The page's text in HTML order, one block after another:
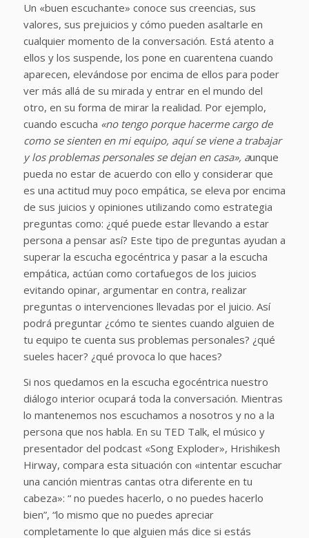
Un «buen escuchante» conoce sus creencias, sus
valores, sus prejuicios y cómo pueden asaltarle en
cualquier momento de la conversación. Está atento a
ellos y los suspende, los pone en cuarentena cuando
aparecen, elevándose por encima de ellos para poder
ver más allá de su mirada y entrar en el mundo del
otro, en su forma de mirar la realidad. Por ejemplo,
cuando escucha «no tengo porque hacerme cargo de
como se sienten en mi equipo, aquí se viene a trabajar
y los problemas personales se dejan en casa», aunque
pueda no estar de acuerdo con ello y considerar que
es una actitud muy poco empática, se eleva por encima
de sus juicios y opiniones utilizando como estrategia
preguntas como: ¿qué puede estar llevando a estar
persona a pensar así? Este tipo de preguntas ayudan a
superar la escucha egocéntrica y pasar a la escucha
empática, actúan como cortafuegos de los juicios
evitando opinar, argumentar en contra, realizar
preguntas o intervenciones llevadas por el juicio. Así
podrá preguntar ¿cómo te sientes cuando alguien de
tu equipo te cuenta sus problemas personales? ¿qué
sueles hacer? ¿qué provoca lo que haces?
Si nos quedamos en la escucha egocéntrica nuestro
diálogo interior ocupará toda la conversación. Mientras
lo mantenemos nos escuchamos a nosotros y no a la
persona que nos habla. En su TED Talk, el músico y
presentador del podcast «Song Exploder», Hrishikesh
Hirway, compara esta situación con «intentar escuchar
una canción mientras cantas otra diferente en tu
cabeza»: “ no puedes hacerlo, o no puedes hacerlo
bien”, “lo mismo que no puedes apreciar
completamente lo que alguien más dice si estás